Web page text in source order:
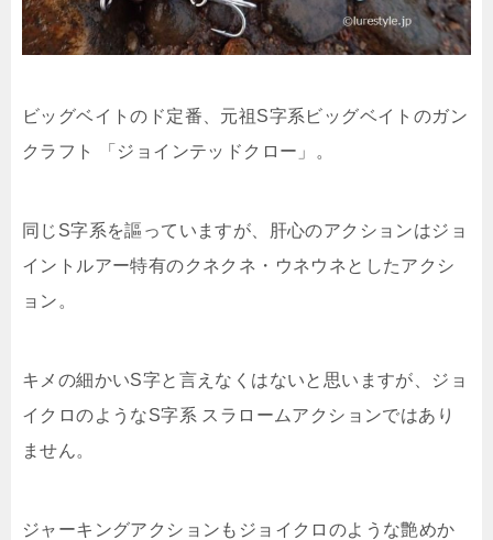
ビッグベイトのド定番、元祖S字系ビッグベイトのガン
クラフト 「ジョインテッドクロー」。
同じS字系を謳っていますが、肝心のアクションはジョ
イントルアー特有のクネクネ・ウネウネとしたアクシ
ョン。
キメの細かいS字と言えなくはないと思いますが、ジョ
イクロのようなS字系 スラロームアクションではあり
ません。
ジャーキングアクションもジョイクロのような艶めか